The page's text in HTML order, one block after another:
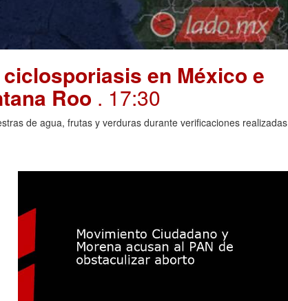
en México e
Roo . 17:30
de agua, frutas y verduras durante verificaciones realizadas